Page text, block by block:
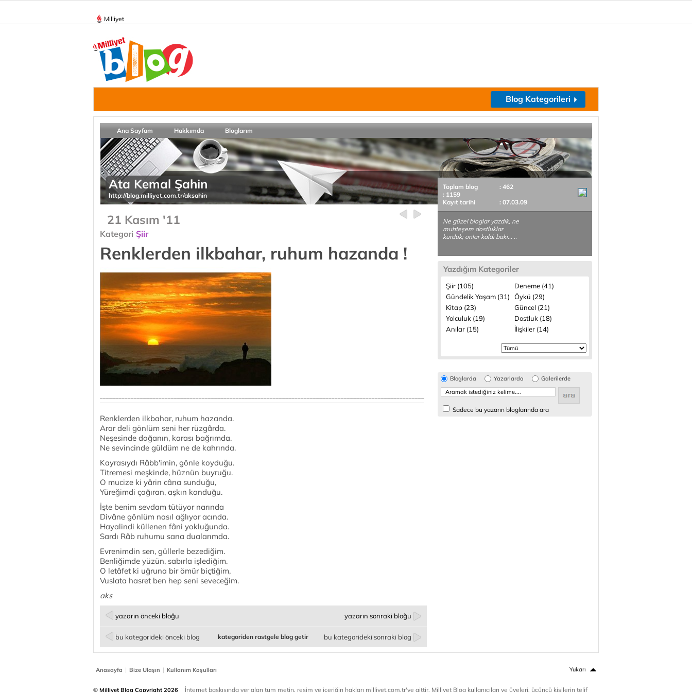
Milliyet
Blog Kategorileri
Ana Sayfam Hakkımda Bloglarım
Ata Kemal Şahin
http://blog.milliyet.com.tr/aksahin
21 Kasım '11
Kategori Şiir
Renklerden ilkbahar, ruhum hazanda !
Renklerden ilkbahar, ruhum hazanda.
Arar deli gönlüm seni her rüzgârda.
Neşesinde doğanın, karası bağrımda.
Ne sevincinde güldüm ne de kahrında.
Kayrasıydı Râbb'imin, gönle koyduğu.
Titremesi meşkinde, hüznün buyruğu.
O mucize ki yârin câna sunduğu,
Yüreğimdi çağıran, aşkın konduğu.
İşte benim sevdam tütüyor narında
Divâne gönlüm nasıl ağlıyor acında.
Hayalindi küllenen fâni yokluğunda.
Sardı Râb ruhumu sana dualarımda.
Evrenimdin sen, güllerle bezediğim.
Benliğimde yüzün, sabırla işlediğim.
O letâfet ki uğruna bir ömür biçtiğim,
Vuslata hasret ben hep seni seveceğim.
aks
yazarın önceki bloğu yazarın sonraki bloğu
bu kategorideki önceki blog bu kategorideki sonraki blog
kategoriden rastgele blog getir
Toplam blog
: 462
: 1159
Kayıt tarihi
: 07.03.09
Ne güzel bloglar yazdık, ne
muhteşem dostluklar
kurduk; onlar kaldı baki... ..
Yazdığım Kategoriler
Şiir (105)
Deneme (41)
Gündelik Yaşam (31)
Öykü (29)
Kitap (23)
Güncel (21)
Yolculuk (19)
Dostluk (18)
Anılar (15)
İlişkiler (14)
Bloglarda Yazarlarda Galerilerde
Sadece bu yazarın bloglarında ara
Anasayfa | Bize Ulaşın | Kullanım Koşulları Yukarı
© Milliyet Blog Copyright 2026 İnternet baskısında yer alan tüm metin, resim ve içeriğin hakları milliyet.com.tr'ye aittir. Milliyet Blog kullanıcıları ve üyeleri, üçüncü kişilerin telif